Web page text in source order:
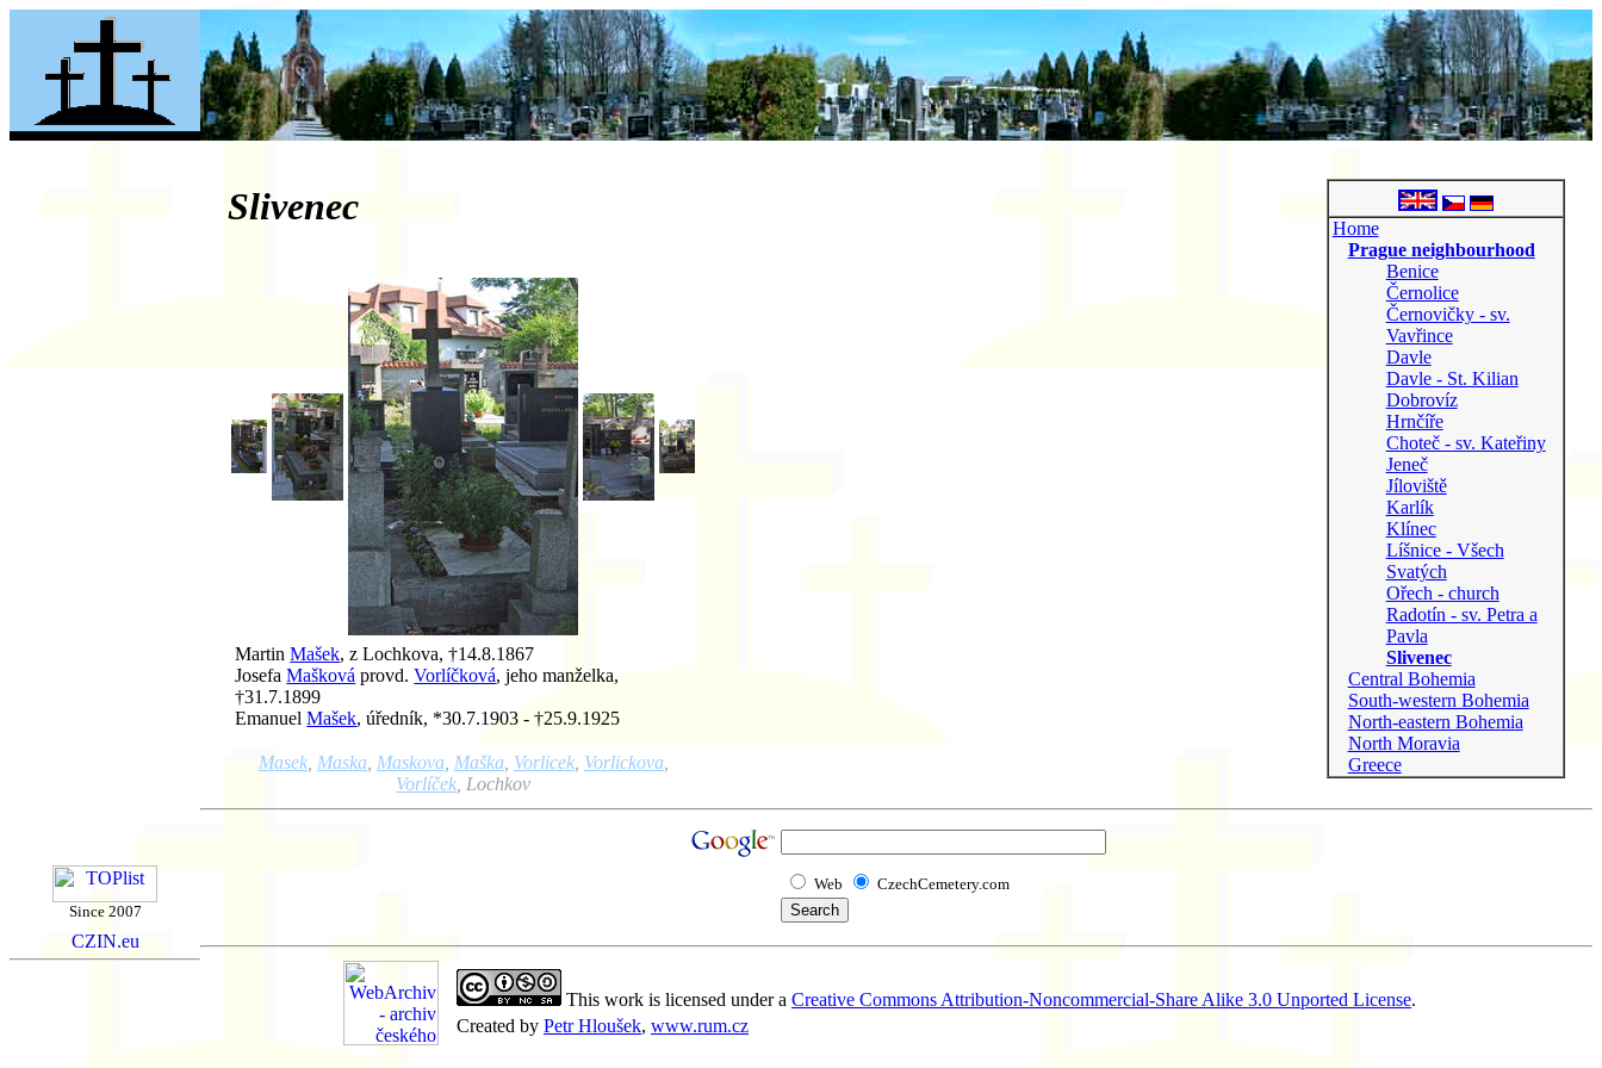
Since 2007
Home
Prague neighbourhood
Benice
Černolice
Černovičky - sv.
Vavřince
Davle
Davle - St. Kilian
Dobrovíz
Hrnčíře
Choteč - sv. Kateřiny
Jeneč
Jíloviště
Karlík
Klínec
Líšnice - Všech
Svatých
Ořech - church
Radotín - sv. Petra a
Pavla
Slivenec
Central Bohemia
South-western Bohemia
North-eastern Bohemia
North Moravia
Greece
Slivenec
MartinMašek, z Lochkova, †14.8.1867
JosefaMašková provd.Vorlíčková, jeho manželka,
†31.7.1899
EmanuelMašek, úředník, *30.7.1903 - †25.9.1925
Masek, Maska, Maskova, Maška, Vorlicek, Vorlickova,
Vorlíček , Lochkov
Web CzechCemetery.com
This work is licensed under a Creative Commons Attribution-Noncommercial-Share Alike 3.0 Unported License.
Created by Petr Hloušek, www.rum.cz